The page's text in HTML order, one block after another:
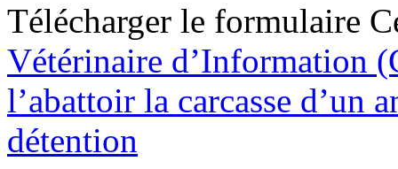
Télécharger le formulaire
Vétérinaire d’Information
l’abattoir la carcasse d’un
détention